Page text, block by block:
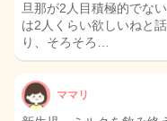
旦那が2人目積極的でな
は2人くらい欲しいねと
り、そろそろ…
ママリ